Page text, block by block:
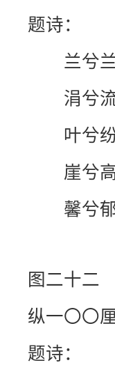
题诗：
兰兮兰
涓兮流
叶兮纷
崖兮高
馨兮郁
图二十二
纵一〇〇
题诗：